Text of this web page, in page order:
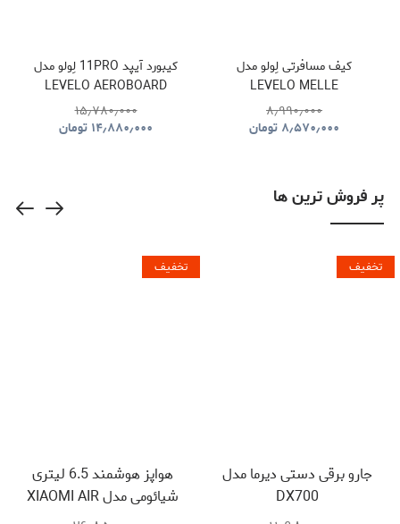
کیف مسافرتی لِولو مدل
LEVELO MELLE
POLYESTER TRAVEL
DUFFLE BAG
۸٫۹۹۰٫۰۰۰
۸٫۵۷۰٫۰۰۰ تومان
کیبورد آیپد 11PRO لِولو مدل
LEVELO AEROBOARD
SAFFIANO LEATHER
WIRELESS KEYBOARD
۱۵٫۷۸۰٫۰۰۰
۱۴٫۸۸۰٫۰۰۰ تومان
پر فروش ترین ها
تخفیف
جارو برقی دستی دیرما مدل
DX700
تخفیف
هواپز هوشمند 6.5 لیتری
شیائومی مدل XIAOMI AIR
FRYER MAF10